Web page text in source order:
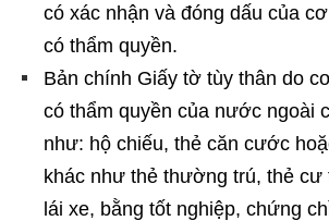
có xác nhận và đóng dấu của
có thẩm quyền.
Bản chính Giấy tờ tùy thân do
có thẩm quyền của nước ngoài
như: hộ chiếu, thẻ căn cước
khác như thẻ thường trú, thẻ cư
lái xe, bằng tốt nghiệp, chứng